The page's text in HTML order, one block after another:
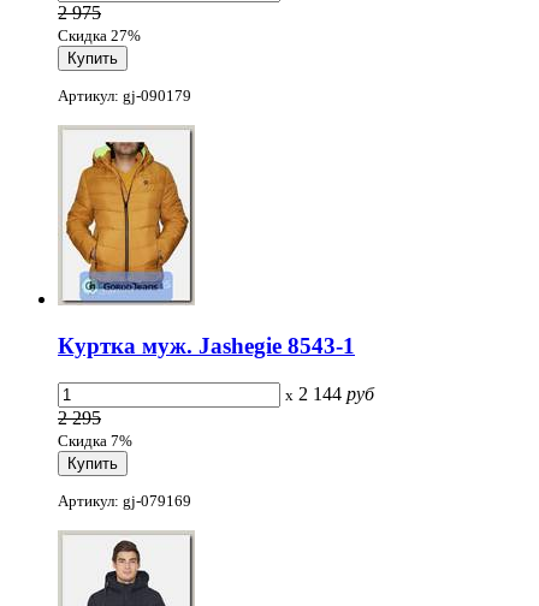
2 975
Скидка 27%
Артикул: gj-090179
Куртка муж. Jashegie 8543-1
x 2 144 руб
2 295
Скидка 7%
Артикул: gj-079169